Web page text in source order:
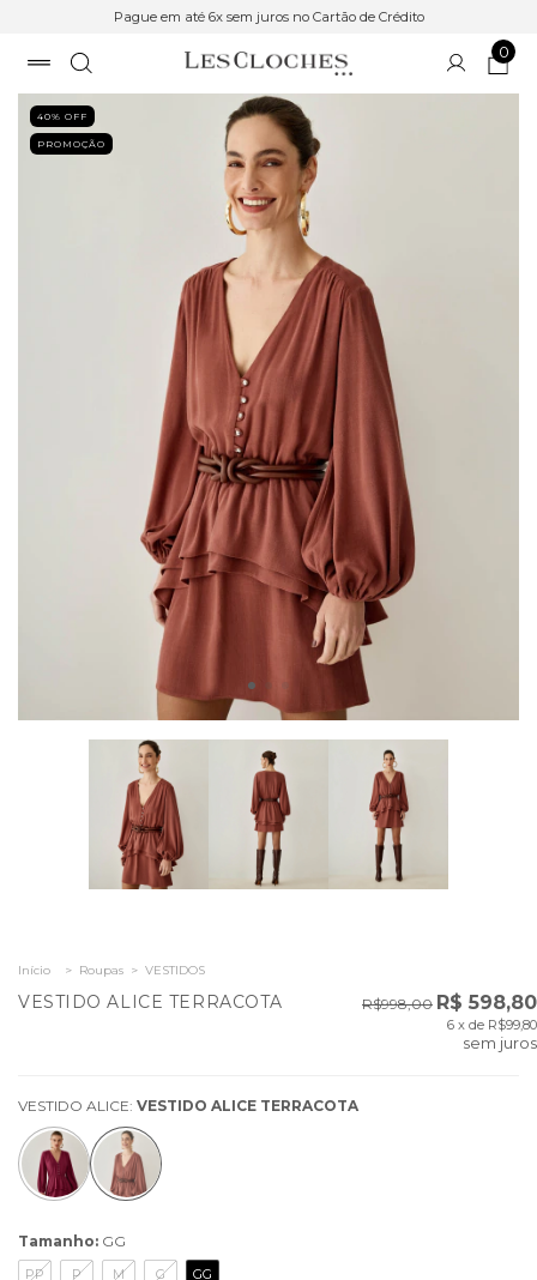
Pague em até 6x sem juros no Cartão de Crédito
0
40% OFF
PROMOÇÃO
Início > Roupas > VESTIDOS
VESTIDO ALICE TERRACOTA R$998,00 R$ 598,80
6 x de R$99,80
sem juros
VESTIDO ALICE: VESTIDO ALICE TERRACOTA
Tamanho: GG
PP P M G GG